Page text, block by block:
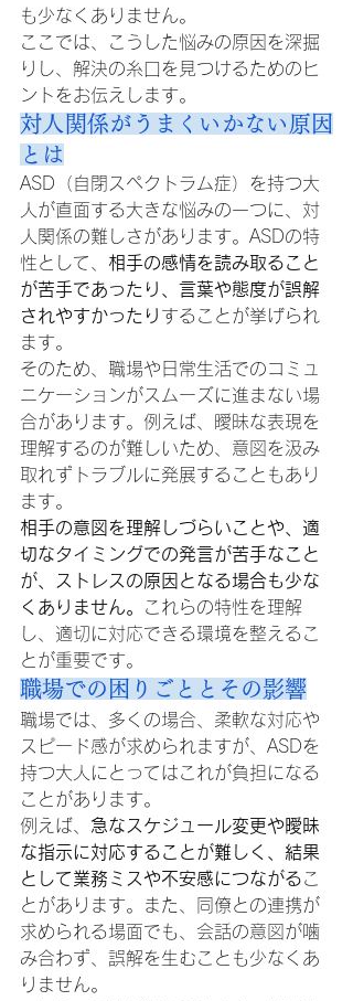
も少なくありません。
ここでは、こうした悩みの原因を深掘
りし、解決の糸口を見つけるためのヒ
ントをお伝えします。
対人関係がうまくいかない原因
とは
ASD（自閉スペクトラム症）を持つ大
人が直面する大きな悩みの一つに、対
人関係の難しさがあります。ASDの特
性として、 相手の感情を読み取ること
が苦手であったり、言葉や態度が誤解
されやすかったり することが挙げられ
ます。
そのため、職場や日常生活でのコミュ
ニケーションがスムーズに進まない場
合があります。例えば、曖昧な表現を
理解するのが難しいため、意図を汲み
取れずトラブルに発展することもあり
ます。
相手の意図を理解しづらいことや、適
切なタイミングでの発言が苦手なこと
が、ストレスの原因となる場合も少な
くありません。
これらの特性を理解
し、適切に対応できる環境を整えるこ
とが重要です。
職場での困りごととその影響
職場では、多くの場合、柔軟な対応や
スピード感が求められますが、ASDを
持つ大人にとってはこれが負担になる
ことがあります。
例えば、 急なスケジュール変更や曖昧
な指示に対応することが難しく、結果
として業務ミスや不安感につながるこ
とがあります。また、同僚との連携が
求められる場面でも、会話の意図が噛
み合わず、誤解を生むことも少なくあ
りません。